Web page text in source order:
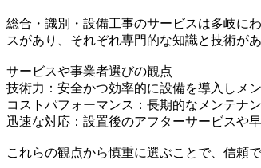
総合・識別・設備工事のサービスは多岐に
スがあり、それぞれ専門的な知識と技術が
サービスや事業者選びの観点
技術力：安全かつ効率的に設備を導入しメ
コストパフォーマンス：長期的なメンテナ
迅速な対応：設置後のアフターサービスや
これらの観点から慎重に選ぶことで、信頼